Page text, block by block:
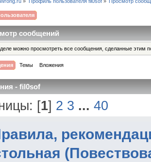
сообщений
можно просмотреть все сообщения, сделанные этим
Темы Вложения
- fil0sof
[1] 2 3 ...40